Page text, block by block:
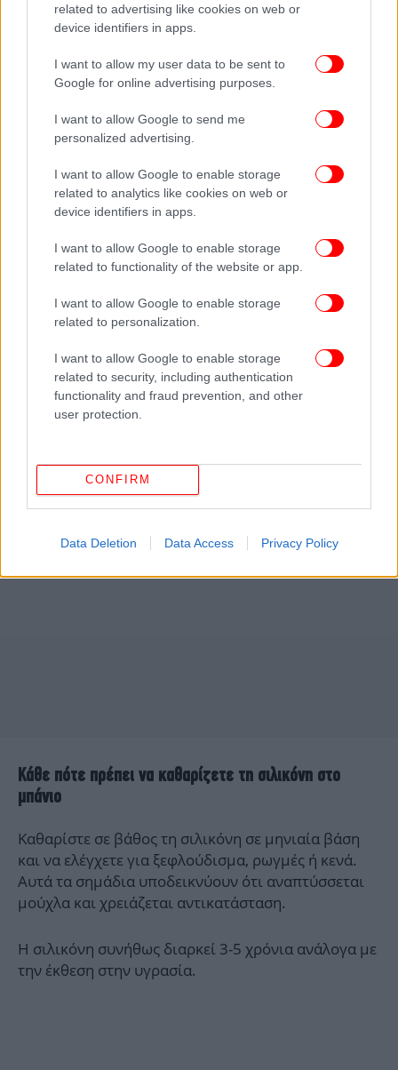
related to advertising like cookies on web or
device identifiers in apps.
I want to allow my user data to be sent to
Google for online advertising purposes.
I want to allow Google to send me
personalized advertising.
I want to allow Google to enable storage
related to analytics like cookies on web or
device identifiers in apps.
I want to allow Google to enable storage
related to functionality of the website or app.
I want to allow Google to enable storage
related to personalization.
I want to allow Google to enable storage
related to security, including authentication
functionality and fraud prevention, and other
user protection.
CONFIRM
Data Deletion Data Access Privacy Policy
Και σε αυτή την περίπτωση πρέπει να τρίψετε με
παλιά οδοντόβουρτσα ή βούρτσα. Όταν τελειώσετε,
ξεπλύνετε καλά και στεγνώστε εντελώς. Η σιλικόνη
θα πρέπει να φαίνεται αισθητά πιο λευκή και
Αποτρέψτε την επανεμφάνιση μούχλας
Σκεφτείτε να χρησιμοποιήσετε σιλικόνη ανθεκτική
στη μούχλα αντί για την κανονική σιλικόνη. Η
αποτελέσματα είναι δραματικό.
Επιπλέον, χρησιμοποιήστε έναν αφυγραντήρα ή
εξαερισμό στο μπάνιο, κατά τη διάρκεια των ντους
μούχλα να ευδοκιμήσει στον χώρο.
Επίσης, πάντα πρέπει να σκουπίζετε τη σιλικόνη
Κάθε πότε πρέπει να καθαρίζετε τη σιλικόνη στο
μπάνιο
Καθαρίστε σε βάθος τη σιλικόνη σε μηνιαία βάση
και να ελέγχετε για ξεφλούδισμα, ρωγμές ή κενά.
Αυτά τα σημάδια υποδεικνύουν ότι αναπτύσσεται
μούχλα και χρειάζεται αντικατάσταση.
Η σιλικόνη συνήθως διαρκεί 3-5 χρόνια ανάλογα με
την έκθεση στην υγρασία.